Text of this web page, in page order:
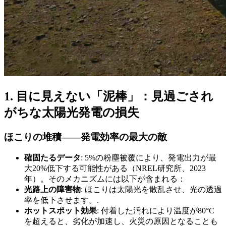
1. 目に見えない「泥棒」：見過ごされ
がちな太陽光発電の損失
ほこりの堆積――発電効率の最大の敵
確固たるデータ: 5%の粉塵被覆により、発電出力が最
大20%低下する可能性がある（NREL研究所、2023
年）。そのメカニズムには以下が含まれる：
光路上の障害物: ほこりは太陽光を散乱させ、光の透過
率を低下させます。.
ホットスポット効果: 付着した汚れにより温度が80°C
を超えると、劣化が加速し、火災の原因となることも